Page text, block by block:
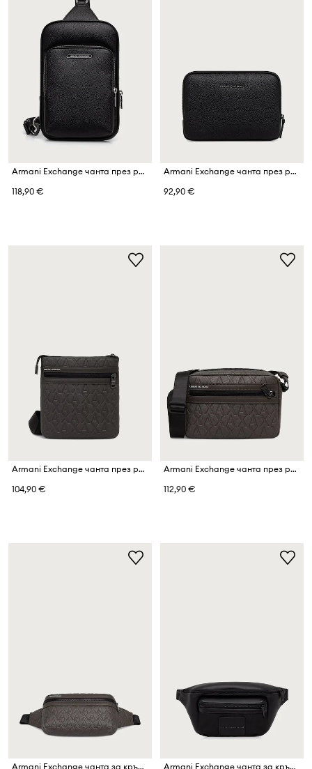
Armani Exchange чанта през рамо мъжка от имитация на кожа
118,90 €
Armani Exchange чанта през рамо мъжка от имитация на кожа
92,90 €
Armani Exchange чанта през рамо мъжка
104,90 €
Armani Exchange чанта през рамо мъжка
112,90 €
Armani Exchange чанта за кръста мъжка от имитация на кожа Armani Exchange чанта за кръста мъжка